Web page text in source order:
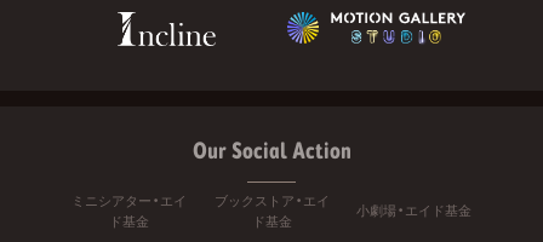
Our Social Action
ミニシアター・エイ
ド基金
ブックストア・エイ
ド基金
小劇場・エイド基金